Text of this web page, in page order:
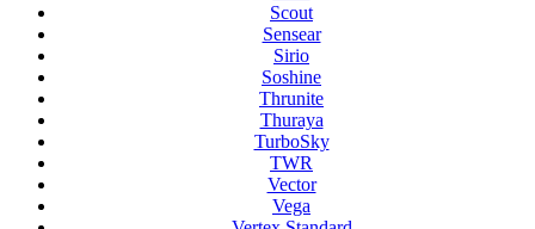
Scout
Sensear
Sirio
Soshine
Thrunite
Thuraya
TurboSky
TWR
Vector
Vega